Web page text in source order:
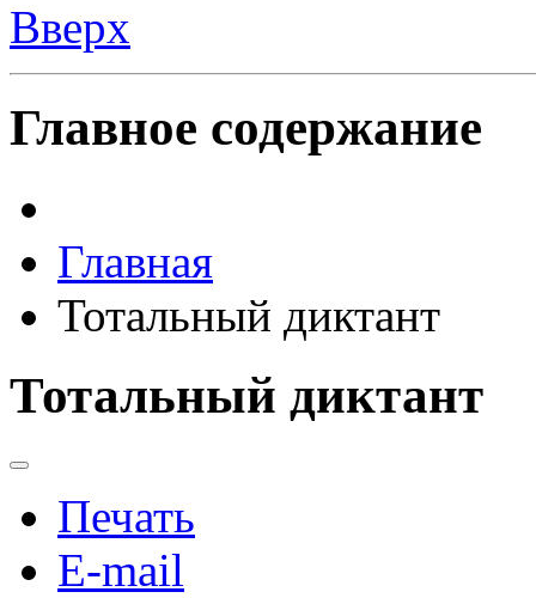
Вверх
Главное содержание
Главная
Тотальный диктант
Тотальный диктант
Печать
E-mail